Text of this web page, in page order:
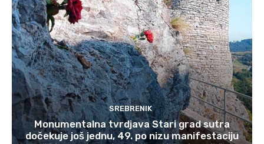
SREBRENIK
Monumentalna tvrdjava Stari grad sutra
dočekuje još jednu, 49. po nizu manifestaciju